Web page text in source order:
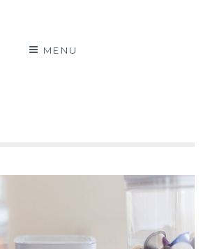
MENU